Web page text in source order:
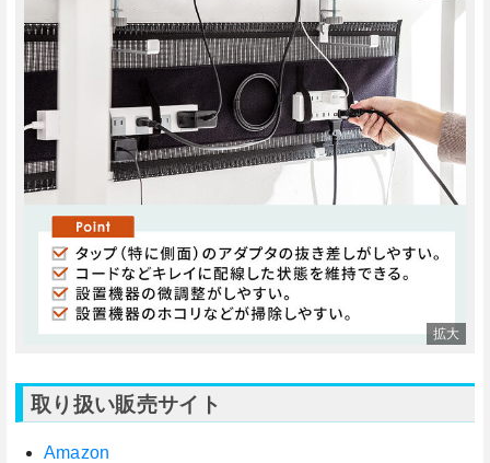
取り扱い販売サイト
Amazon